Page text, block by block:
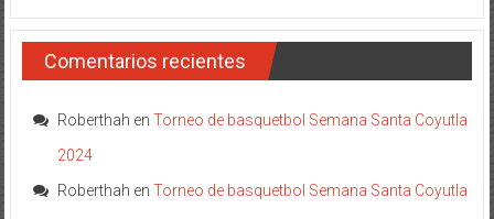
Comentarios recientes
Roberthah en Torneo de basquetbol Semana Santa Coyutla
2024
Roberthah en Torneo de basquetbol Semana Santa Coyutla